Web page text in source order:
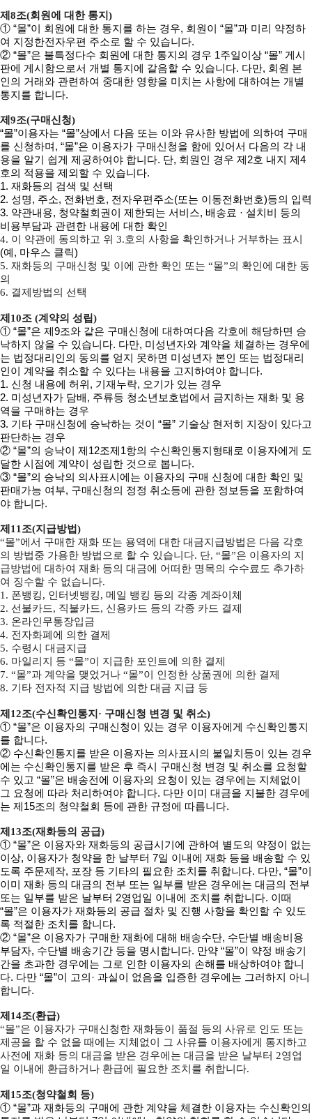
제8조(회원에 대한 통지)
① “몰”이 회원에 대한 통지를 하는 경우, 회원이 “몰”과 미리 약정하
여 지정한전자우편 주소로 할 수 있습니다.
② “몰”은 불특정다수 회원에 대한 통지의 경우 1주일이상 “몰” 게시
판에 게시함으로서 개별 통지에 갈음할 수 있습니다. 다만, 회원 본
인의 거래와 관련하여 중대한 영향을 미치는 사항에 대하여는 개별
통지를 합니다.
제9조(구매신청)
“몰”이용자는 “몰”상에서 다음 또는 이와 유사한 방법에 의하여 구매
를 신청하며, “몰”은 이용자가 구매신청을 함에 있어서 다음의 각 내
용을 알기 쉽게 제공하여야 합니다. 단, 회원인 경우 제2호 내지 제4
호의 적용을 제외할 수 있습니다.
1. 재화등의 검색 및 선택
2. 성명, 주소, 전화번호, 전자우편주소(또는 이동전화번호)등의 입력
3. 약관내용, 청약철회권이 제한되는 서비스, 배송료 · 설치비 등의
비용부담과 관련한 내용에 대한 확인
4. 이 약관에 동의하고 위 3.호의 사항을 확인하거나 거부하는 표시
(예, 마우스 클릭)
5. 재화등의 구매신청 및 이에 관한 확인 또는 “몰”의 확인에 대한 동
의
6. 결제방법의 선택
제10조 (계약의 성립)
① “몰”은 제9조와 같은 구매신청에 대하여다음 각호에 해당하면 승
낙하지 않을 수 있습니다. 다만, 미성년자와 계약을 체결하는 경우에
는 법정대리인의 동의를 얻지 못하면 미성년자 본인 또는 법정대리
인이 계약을 취소할 수 있다는 내용을 고지하여야 합니다.
1. 신청 내용에 허위, 기재누락, 오기가 있는 경우
2. 미성년자가 담배, 주류등 청소년보호법에서 금지하는 재화 및 용
역을 구매하는 경우
3. 기타 구매신청에 승낙하는 것이 “몰” 기술상 현저히 지장이 있다고
판단하는 경우
② “몰”의 승낙이 제12조제1항의 수신확인통지형태로 이용자에게 도
달한 시점에 계약이 성립한 것으로 봅니다.
③ “몰”의 승낙의 의사표시에는 이용자의 구매 신청에 대한 확인 및
판매가능 여부, 구매신청의 정정 취소등에 관한 정보등을 포함하여
야 합니다.
제11조(지급방법)
“몰”에서 구매한 재화 또는 용역에 대한 대금지급방법은 다음 각호
의 방법중 가용한 방법으로 할 수 있습니다. 단, “몰”은 이용자의 지
급방법에 대하여 재화 등의 대금에 어떠한 명목의 수수료도 추가하
여 징수할 수 없습니다.
1. 폰뱅킹, 인터넷뱅킹, 메일 뱅킹 등의 각종 계좌이체
2. 선불카드, 직불카드, 신용카드 등의 각종 카드 결제
3. 온라인무통장입금
4. 전자화폐에 의한 결제
5. 수령시 대금지급
6. 마일리지 등 “몰”이 지급한 포인트에 의한 결제
7. “몰”과 계약을 맺었거나 “몰”이 인정한 상품권에 의한 결제
8. 기타 전자적 지급 방법에 의한 대금 지급 등
제12조(수신확인통지· 구매신청 변경 및 취소)
① “몰”은 이용자의 구매신청이 있는 경우 이용자에게 수신확인통지
를 합니다.
② 수신확인통지를 받은 이용자는 의사표시의 불일치등이 있는 경우
에는 수신확인통지를 받은 후 즉시 구매신청 변경 및 취소를 요청할
수 있고 “몰”은 배송전에 이용자의 요청이 있는 경우에는 지체없이
그 요청에 따라 처리하여야 합니다. 다만 이미 대금을 지불한 경우에
는 제15조의 청약철회 등에 관한 규정에 따릅니다.
제13조(재화등의 공급)
① “몰”은 이용자와 재화등의 공급시기에 관하여 별도의 약정이 없는
이상, 이용자가 청약을 한 날부터 7일 이내에 재화 등을 배송할 수 있
도록 주문제작, 포장 등 기타의 필요한 조치를 취합니다. 다만, “몰”이
이미 재화 등의 대금의 전부 또는 일부를 받은 경우에는 대금의 전부
또는 일부를 받은 날부터 2영업일 이내에 조치를 취합니다. 이때
“몰”은 이용자가 재화등의 공급 절차 및 진행 사항을 확인할 수 있도
록 적절한 조치를 합니다.
② “몰”은 이용자가 구매한 재화에 대해 배송수단, 수단별 배송비용
부담자, 수단별 배송기간 등을 명시합니다. 만약 “몰”이 약정 배송기
간을 초과한 경우에는 그로 인한 이용자의 손해를 배상하여야 합니
다. 다만 “몰”이 고의· 과실이 없음을 입증한 경우에는 그러하지 아니
합니다.
제14조(환급)
“몰”은 이용자가 구매신청한 재화등이 품절 등의 사유로 인도 또는
제공을 할 수 없을 때에는 지체없이 그 사유를 이용자에게 통지하고
사전에 재화 등의 대금을 받은 경우에는 대금을 받은 날부터 2영업
일 이내에 환급하거나 환급에 필요한 조치를 취합니다.
제15조(청약철회 등)
① “몰”과 재화등의 구매에 관한 계약을 체결한 이용자는 수신확인의